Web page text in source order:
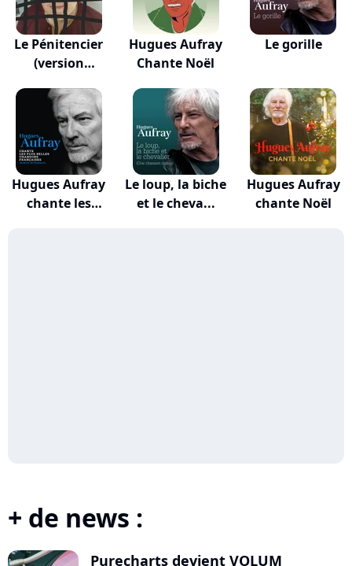
Le Pénitencier
(version
Hugues Aufray
Chante Noël
Le gorille
Hugues Aufray
chante les
Le loup, la biche
et le cheva...
Hugues Aufray
chante Noël
+ de news :
Purecharts devient VOLUM